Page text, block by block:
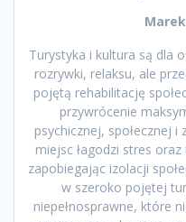
Turystyka i kultura są dla
rozrywki, relaksu, ale
pojętą rehabilitację
przywrócenie
psychicznej, społecznej
miejsc łagodzi stres
zapobiegając izolacji
w szeroko pojętej
niepełnosprawne, które